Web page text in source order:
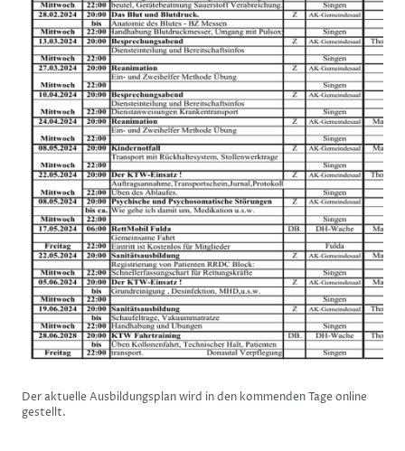
Der aktuelle Ausbildungsplan wird in den kommenden Tage online
gestellt.